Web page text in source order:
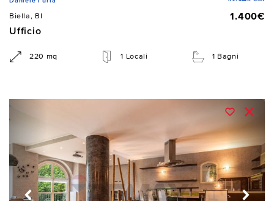
Biella, BI
1.400€
Ufficio
220 mq 1 Locali 1 Bagni